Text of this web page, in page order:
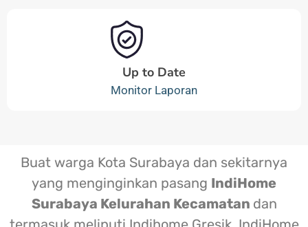
Up to Date
Monitor Laporan
Buat warga Kota Surabaya dan sekitarnya
yang menginginkan pasang IndiHome
Surabaya Kelurahan Kecamatan dan